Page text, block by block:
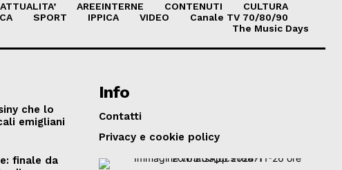
ATTUALITA’ AREEINTERNE CONTENUTI
CULTURA
SPORT IPPICA VIDEO
Canale TV 70/80/90
The Music Days
che lo
emigliani
finale da
Info
Contatti
Privacy e cookie policy